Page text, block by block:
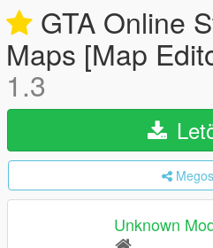
GTA Online
Maps [Map
1.3
Unknown